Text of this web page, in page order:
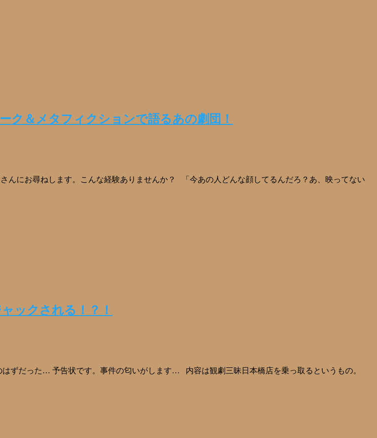
ク＆メタフィクションで語るあの劇団！
んにお尋ねします。こんな経験ありませんか？ 「今あの人どんな顔してるんだろ？あ、映ってない
ックされる！？！
ずだった… 予告状です。事件の匂いがします… 内容は観劇三昧日本橋店を乗っ取るというもの。